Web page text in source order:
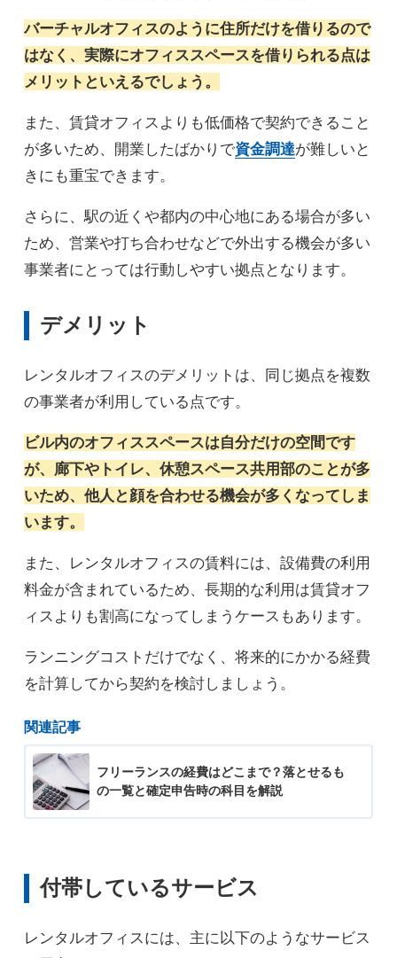
バーチャルオフィスのように住所だけを借りるので
はなく、実際にオフィススペースを借りられる点は
メリットといえるでしょう。
また、賃貸オフィスよりも低価格で契約できること
が多いため、開業したばかりで資金調達が難しいと
きにも重宝できます。
さらに、駅の近くや都内の中心地にある場合が多い
ため、営業や打ち合わせなどで外出する機会が多い
事業者にとっては行動しやすい拠点となります。
デメリット
レンタルオフィスのデメリットは、同じ拠点を複数
の事業者が利用している点です。
ビル内のオフィススペースは自分だけの空間です
が、廊下やトイレ、休憩スペース共用部のことが多
いため、他人と顔を合わせる機会が多くなってしま
います。
また、レンタルオフィスの賃料には、設備費の利用
料金が含まれているため、長期的な利用は賃貸オフ
ィスよりも割高になってしまうケースもあります。
ランニングコストだけでなく、将来的にかかる経費
を計算してから契約を検討しましょう。
関連記事
フリーランスの経費はどこまで？落とせるも
の一覧と確定申告時の科目を解説
付帯しているサービス
レンタルオフィスには、主に以下のようなサービス